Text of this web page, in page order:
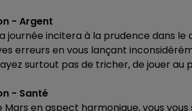
- Argent
journée incitera à la prudence dans
erreurs en vous lançant
surtout pas de tricher, de jouer
- Santé
Mars en aspect harmonique, vous